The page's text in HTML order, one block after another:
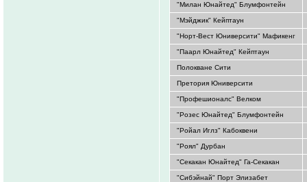
"Милан Юнайтед" Блумфонтейн
"Мэйджик" Кейптаун
"Норт-Вест Юниверсити" Мафикенг
"Паарл Юнайтед" Кейптаун
Полокване Сити
Претория Юниверсити
"Профешионалс" Велком
"Розес Юнайтед" Блумфонтейн
"Ройал Иглз" Кабоквени
"Роял" Дурбан
"Секакан Юнайтед" Га-Секакан
"Сибэйнай" Порт Элизабет